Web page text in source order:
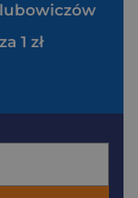
1 zł